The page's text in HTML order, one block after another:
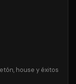
house y éxitos